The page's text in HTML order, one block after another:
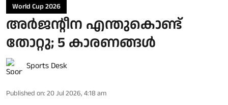
World Cup 2026
അര്‍ജന്റീന എന്തുകൊണ്ട്
തോറ്റു; 5 കാരണങ്ങള്‍
Sports Desk
Published on: 20 Jul 2026, 4:18 am